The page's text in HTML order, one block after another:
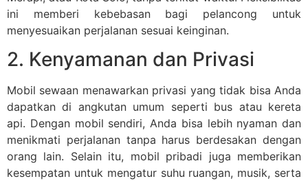
ini memberi kebebasan bagi pelancong untuk
menyesuaikan perjalanan sesuai keinginan.
2. Kenyamanan dan Privasi
Mobil sewaan menawarkan privasi yang tidak bisa Anda
dapatkan di angkutan umum seperti bus atau kereta
api. Dengan mobil sendiri, Anda bisa lebih nyaman dan
menikmati perjalanan tanpa harus berdesakan dengan
orang lain. Selain itu, mobil pribadi juga memberikan
kesempatan untuk mengatur suhu ruangan, musik, serta